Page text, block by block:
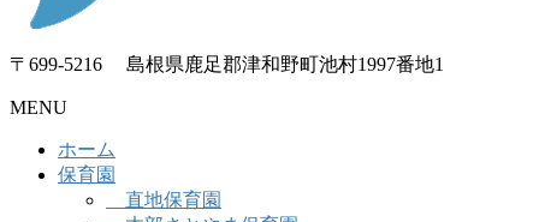
〒699-5216 島根県鹿足郡津和野町池村1997番地1
MENU
ホーム
保育園
直地保育園